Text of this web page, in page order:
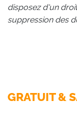
disposez d'un
suppression des
GRATUIT &